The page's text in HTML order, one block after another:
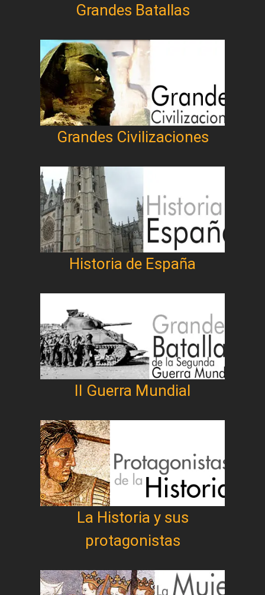
Grandes Batallas
Grandes Civilizaciones
Historia de España
II Guerra Mundial
La Historia y sus
protagonistas